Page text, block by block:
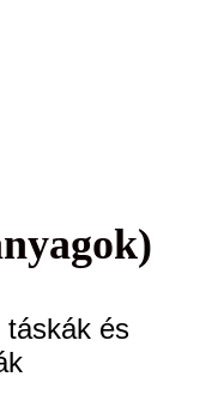
táskák és